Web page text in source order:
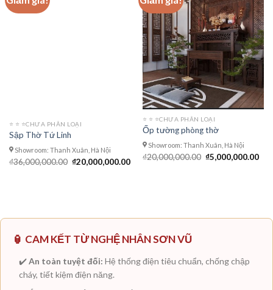
⭐️ ⭐️ ⭐️CHƯA PHÂN LOẠI
Sập Thờ Tứ Linh
Showroom: Thanh Xuân, Hà Nội
₫36,000,000.00 Giá
₫20,000,000.00Giá
⭐️ ⭐️ ⭐️CHƯA PHÂN LOẠI
Ốp tường phòng thờ
Showroom: Thanh Xuân, Hà Nội
₫20,000,000.00 Giá
gốc
₫5,000,000.00Giá
🏮 CAM KẾT TỪ NGHỆ NHÂN SƠN VŨ
✔️An toàn tuyệt đối: Hệ thống điện tiêu chuẩn, chống chập
cháy, tiết kiệm điện năng.